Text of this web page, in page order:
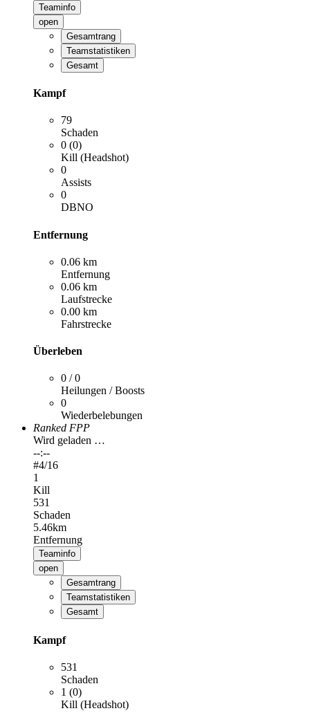
Teaminfo
open
Gesamtrang
Teamstatistiken
Gesamt
Kampf
79
Schaden
0 (0)
Kill (Headshot)
0
Assists
0
DBNO
Entfernung
0.06 km
Entfernung
0.06 km
Laufstrecke
0.00 km
Fahrstrecke
Überleben
0 / 0
Heilungen / Boosts
0
Wiederbelebungen
Ranked FPP
Wird geladen …
--:--
#4/16
1
Kill
531
Schaden
5.46km
Entfernung
Teaminfo
open
Gesamtrang
Teamstatistiken
Gesamt
Kampf
531
Schaden
1 (0)
Kill (Headshot)